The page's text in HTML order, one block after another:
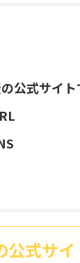
式サイト
式サイ